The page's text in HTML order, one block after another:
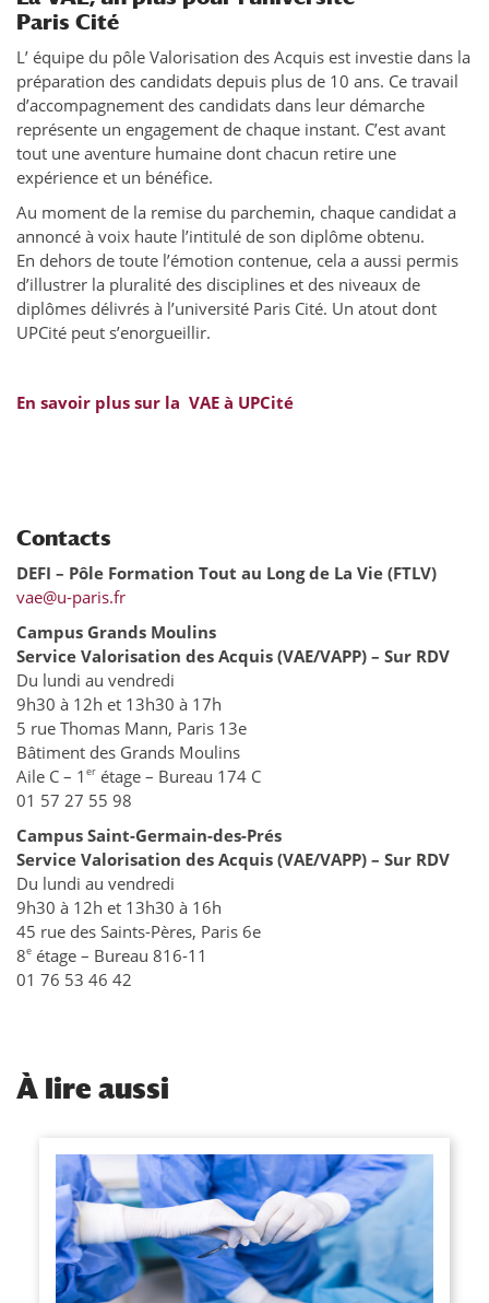
Paris Cité
L’ équipe du pôle Valorisation des Acquis est investie dans la
préparation des candidats depuis plus de 10 ans. Ce travail
d’accompagnement des candidats dans leur démarche
représente un engagement de chaque instant. C’est avant
tout une aventure humaine dont chacun retire une
expérience et un bénéfice.
Au moment de la remise du parchemin, chaque candidat a
annoncé à voix haute l’intitulé de son diplôme obtenu.
En dehors de toute l’émotion contenue, cela a aussi permis
d’illustrer la pluralité des disciplines et des niveaux de
diplômes délivrés à l’université Paris Cité. Un atout dont
UPCité peut s’enorgueillir.
En savoir plus sur la VAE à UPCité
Contacts
DEFI – Pôle Formation Tout au Long de La Vie (FTLV)
vae@u-paris.fr
Campus Grands Moulins
Service Valorisation des Acquis (VAE/VAPP) – Sur RDV
Du lundi au vendredi
9h30 à 12h et 13h30 à 17h
5 rue Thomas Mann, Paris 13e
Bâtiment des Grands Moulins
Aile C – 1 er étage – Bureau 174 C
01 57 27 55 98
Campus Saint-Germain-des-Prés
Service Valorisation des Acquis (VAE/VAPP) – Sur RDV
Du lundi au vendredi
9h30 à 12h et 13h30 à 16h
45 rue des Saints-Pères, Paris 6e
8e étage – Bureau 816-11
01 76 53 46 42
À lire aussi